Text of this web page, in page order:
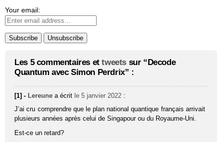
Your email:
Les 5 commentaires ettweets sur “Decode
Quantum avec Simon Perdrix” :
[1] - Lereune a écrit le 5 janvier 2022 :
J’ai cru comprendre que le plan national quantique français arrivait
plusieurs années après celui de Singapour ou du Royaume-Uni.
Est-ce un retard?